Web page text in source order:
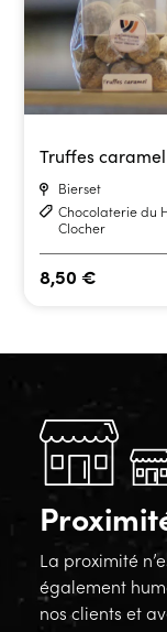
Truffes caramel
Bierset
Chocolaterie du
Clocher
8,50€
La proximité
également
nos clients et